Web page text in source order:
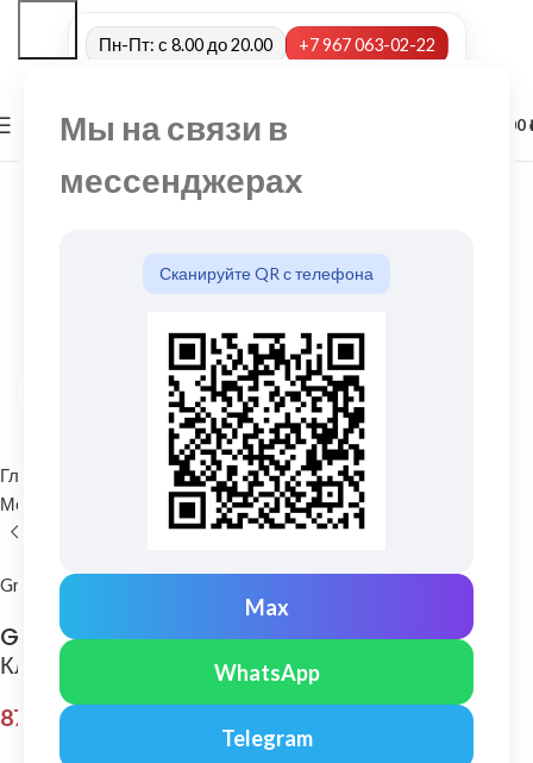
Мы на связи в
мессенджерах
Сканируйте QR с телефона
Max
WhatsApp
Telegram
Пн-Пт: с 8.00 до 20.00 +7 967 063-02-22
МЕНЮ 0,00
Нажмите, чтобы увеличить
Главная
Водосточные системы
Металлические водосточные системы Угол желоба
Grand Line
Grand Line: Угол желоба универсальный
Классика 135° Белый
879,00